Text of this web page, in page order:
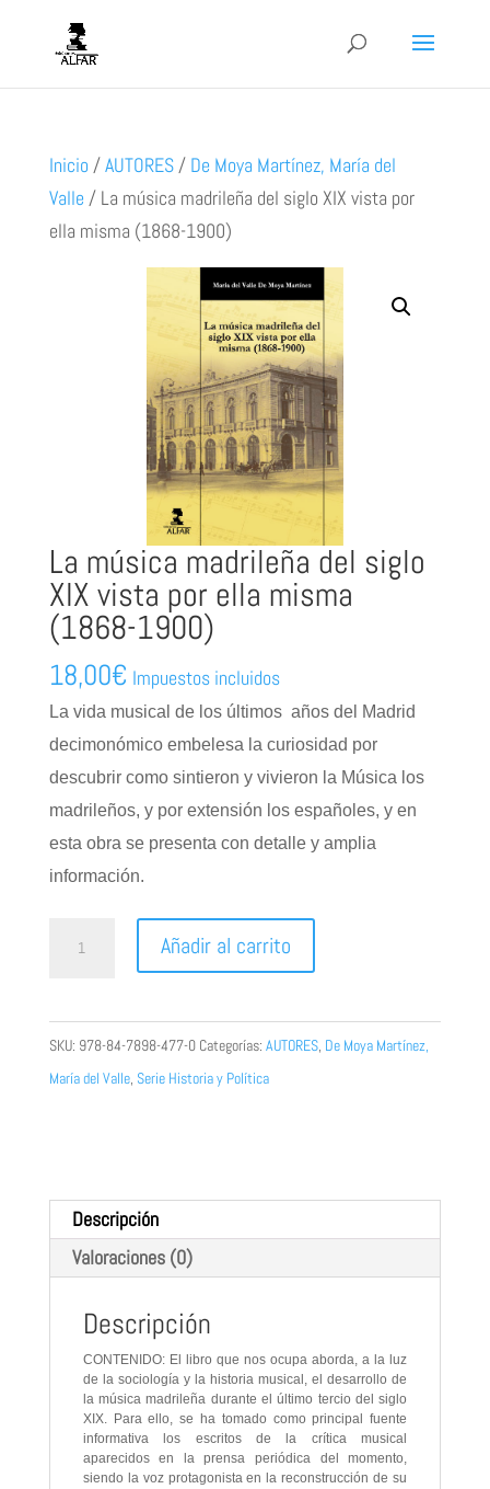
Inicio /AUTORES/ De Moya Martínez, María del
Valle / La música madrileña del siglo XIX vista por
ella misma (1868-1900)
La música madrileña del siglo
XIX vista por ella misma
(1868-1900)
18,00€ Impuestos incluidos
La vida musical de los últimos años del Madrid
decimonómico embelesa la curiosidad por
descubrir como sintieron y vivieron la Música los
madrileños, y por extensión los españoles, y en
esta obra se presenta con detalle y amplia
información.
ella
misma
(1868-
cantidad
Añadir al carrito
SKU: 978-84-7898-477-0 Categorías: AUTORES, De Moya Martínez,
María del Valle, Serie Historia y Política
Descripción
Valoraciones (0)
Descripción
CONTENIDO: El libro que nos ocupa aborda, a la luz
de la sociología y la historia musical, el desarrollo de
la música madrileña durante el último tercio del siglo
XIX. Para ello, se ha tomado como principal fuente
informativa los escritos de la crítica musical
aparecidos en la prensa periódica del momento,
siendo la voz protagonista en la reconstrucción de su